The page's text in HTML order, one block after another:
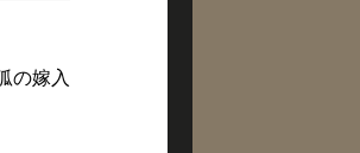
の嫁入